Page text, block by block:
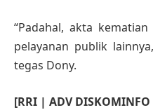
“Padahal, akta
pelayanan publik
tegas Dony.
[RRI | ADV DISKOMINFO